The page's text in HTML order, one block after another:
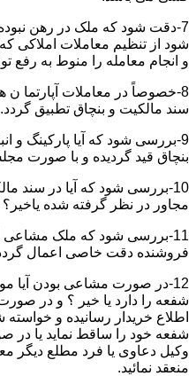
7-دقت شود که ملک در رهن
شود از تنظیم معاملات املاکی
و انجام معامله را منوط به رفع
8-خصوصاً در معاملات آپارتما
سند مالکیت و بنچاق تطبیق گردد.
9-بررسی شود که آیا پارکینگ و
بنچاق قید گردیده و با صورت
10-بررسی شود که آیا در سند
مجاور در نظر گرفته شده یاخیر؟
11-بررسی شود که ملک مشاعی
فروشنده دقت خاصی اعمال
12-در صورت مشاعی بودن آیا
شفعه را دارد یا خیر ؟ و در
اطلاع خریدار رسانیده و
شفعه خود را ساقط نماید یا
وکیل دعاوی یا فرد مطلع دیگر
منعقد نمائید.